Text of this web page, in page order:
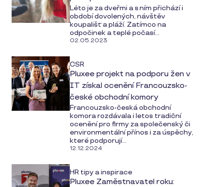
Léto je za dveřmi a s ním přichází i
období dovolených, návštěv
koupališť a pláží. Zatímco na
odpočinek a teplé počasí...
02.05.2023
CSR
Pluxee projekt na podporu žen v
IT získal ocenění Francouzsko-
české obchodní komory
Francouzsko-česká obchodní
komora rozdávala i letos tradiční
ocenění pro firmy za společenský či
environmentální přínos i za úspěchy,
které podporují...
12.12.2024
HR tipy a inspirace
Pluxee Zaměstnavatel roku: